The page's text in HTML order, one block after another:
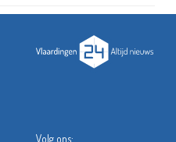
Volg ons: